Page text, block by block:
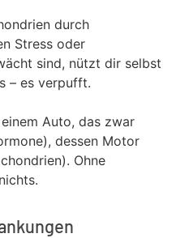
durch
Stress oder
sind, nützt dir selbst
– es verpufft.
Auto, das zwar
dessen Motor
Ohne